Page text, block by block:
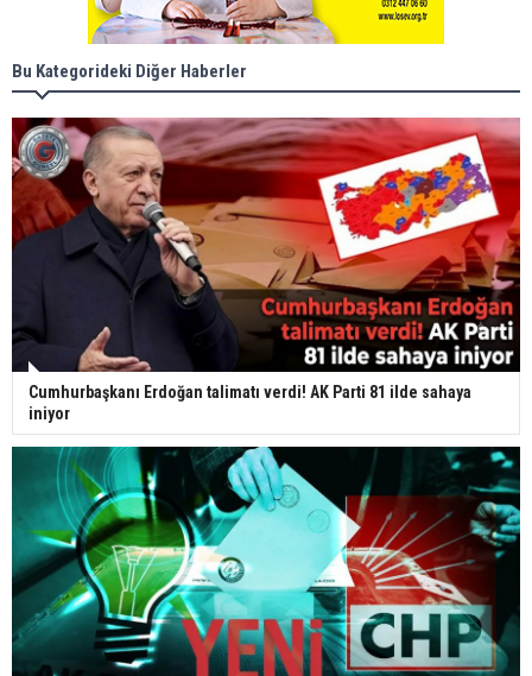
Bu Kategorideki Diğer Haberler
Cumhurbaşkanı Erdoğan talimatı verdi! AK Parti 81 ilde sahaya
iniyor